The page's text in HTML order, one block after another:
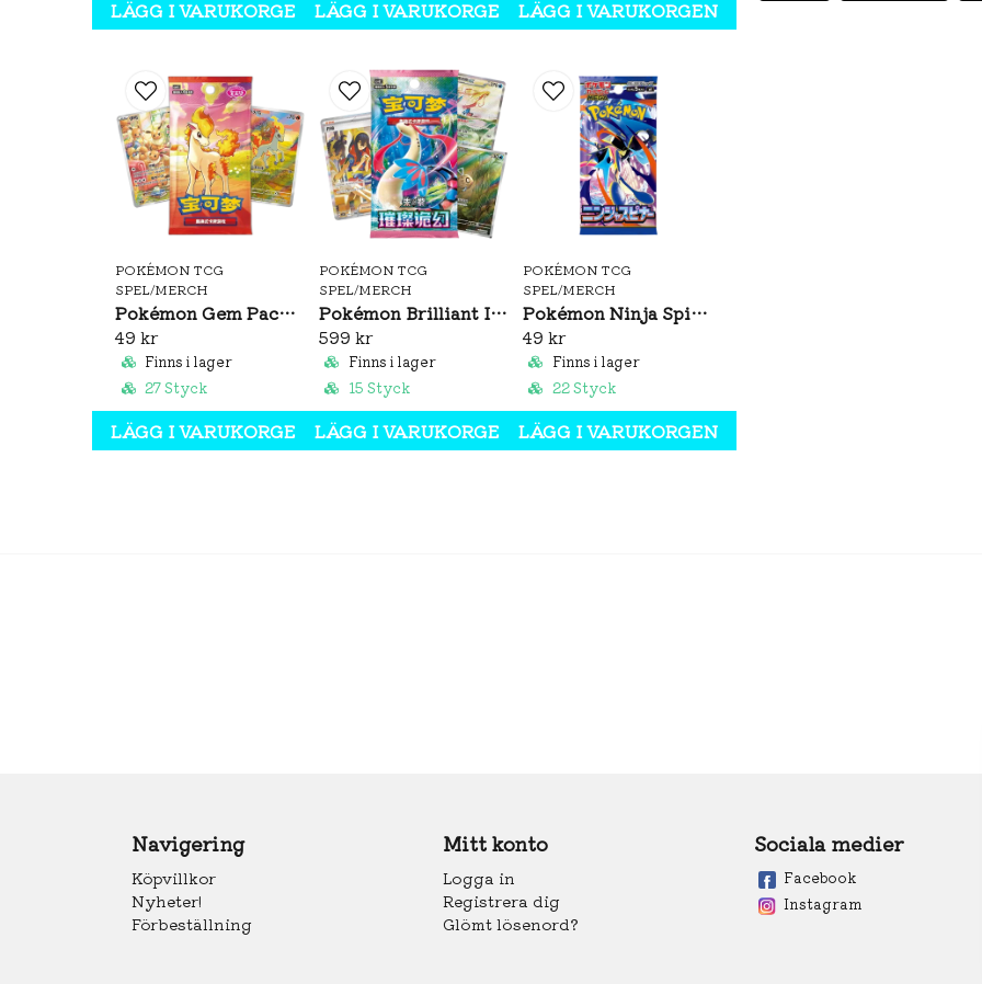
LÄGG I VARUKORGEN LÄGG I VARUKORGEN LÄGG I VARUKORGEN
POKÉMON TCG
SPEL/MERCH
Pokémon Gem Pack Vol. 4 Booster Pack (S-CH)
49 kr
Finns i lager
27 Styck
LÄGG I VARUKORGEN
POKÉMON TCG
SPEL/MERCH
Pokémon Brilliant Illusions CSV8C Booster Box Slim (S-CH)
599 kr
Finns i lager
15 Styck
LÄGG I VARUKORGEN
POKÉMON TCG
SPEL/MERCH
Pokémon Ninja Spinner Booster Pack (JP)
49 kr
Finns i lager
22 Styck
LÄGG I VARUKORGEN
Navigering
Köpvillkor
Nyheter!
Förbeställning
Mitt konto
Logga in
Registrera dig
Glömt lösenord?
Sociala medier
Facebook
Instagram